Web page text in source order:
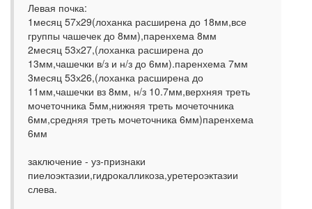
Левая почка:
1месяц 57х29(лоханка расширена до 18мм,все
группы чашечек до 8мм),паренхема 8мм
2месяц 53х27,(лоханка расширена до
13мм,чашечки в/з и н/з до 6мм).паренхема 7мм
3месяц 53х26,(лоханка расширена до
11мм,чашечки вз 8мм, н/з 10.7мм,верхняя треть
мочеточника 5мм,нижняя треть мочеточника
6мм,средняя треть мочеточника 6мм)паренхема
6мм
заключение - уз-признаки
пиелоэктазии,гидрокалликоза,уретероэктазии
слева.